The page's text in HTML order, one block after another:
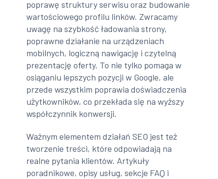
poprawę struktury serwisu oraz budowanie
wartościowego profilu linków. Zwracamy
uwagę na szybkość ładowania strony,
poprawne działanie na urządzeniach
mobilnych, logiczną nawigację i czytelną
prezentację oferty. To nie tylko pomaga w
osiąganiu lepszych pozycji w Google, ale
przede wszystkim poprawia doświadczenia
użytkowników, co przekłada się na wyższy
współczynnik konwersji.
Ważnym elementem działań SEO jest też
tworzenie treści, które odpowiadają na
realne pytania klientów. Artykuły
poradnikowe, opisy usług, sekcje FAQ i